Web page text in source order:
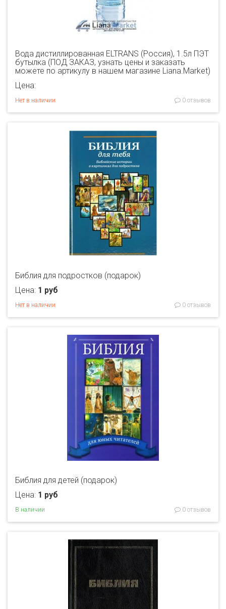
Вода дистиллированная ELTRANS (Россия), 1.5л ПЭТ
бутылка (ПОД ЗАКАЗ, узнать цены и заказать
можете по артикулу в нашем магазине Liana.Market)
Цена:
Нет в наличии 0 отзывов
Библия для подростков (подарок)
Цена: 1 руб
Нет в наличии 0 отзывов
Библия для детей (подарок)
Цена: 1 руб
В наличии 0 отзывов